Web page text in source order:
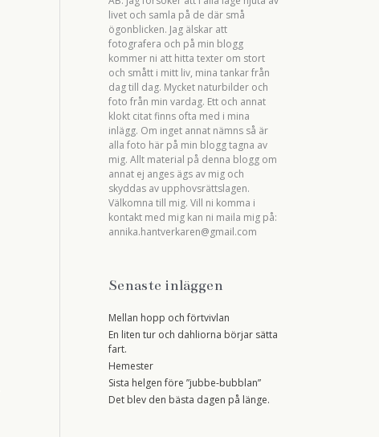
livet och samla på de där små
ögonblicken. Jag älskar att
fotografera och på min blogg
kommer ni att hitta texter om stort
och smått i mitt liv, mina tankar från
dag till dag. Mycket naturbilder och
foto från min vardag. Ett och annat
klokt citat finns ofta med i mina
inlägg. Om inget annat nämns så är
alla foto här på min blogg tagna av
mig. Allt material på denna blogg om
annat ej anges ägs av mig och
skyddas av upphovsrättslagen.
Välkomna till mig. Vill ni komma i
kontakt med mig kan ni maila mig på:
annika.hantverkaren@gmail.com
Senaste inläggen
Mellan hopp och förtvivlan
En liten tur och dahliorna börjar sätta
fart.
Hemester
Sista helgen före ”jubbe-bubblan”
Det blev den bästa dagen på länge.